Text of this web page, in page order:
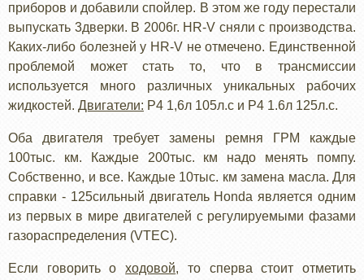
приборов и добавили спойлер. В этом же году перестали
выпускать 3дверки. В 2006г. HR-V сняли с производства.
Каких-либо болезней у HR-V не отмечено. Единственной
проблемой может стать то, что в трансмиссии
используется много различных уникальных рабочих
жидкостей. Двигатели: Р4 1,6л 105л.с и Р4 1.6л 125л.с.
Оба двигателя требует замены ремня ГРМ каждые
100тыс. км. Каждые 200тыс. км надо менять помпу.
Собственно, и все. Каждые 10тыс. км замена масла. Для
справки - 125сильный двигатель Honda является одним
из первых в мире двигателей с регулируемыми фазами
газораспределения (VTEC).
Если говорить оходовой, то сперва стоит отметить